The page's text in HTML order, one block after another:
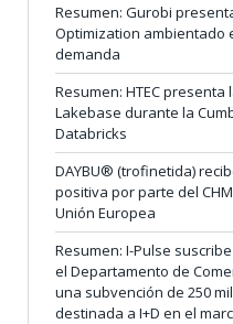
Resumen: Gurobi
Optimization ambientado
demanda
Resumen: HTEC
Lakebase durante la
Databricks
DAYBU® (trofinetida)
positiva por parte del
Unión Europea
Resumen: I-Pulse
el Departamento de
una subvención de 250
destinada a I+D en el